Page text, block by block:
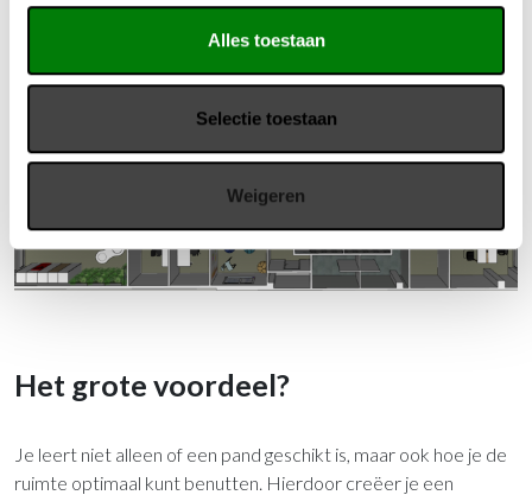
Alles toestaan
Selectie toestaan
Weigeren
Het grote voordeel?
Je leert niet alleen of een pand geschikt is, maar ook hoe je de
ruimte optimaal kunt benutten. Hierdoor creëer je een